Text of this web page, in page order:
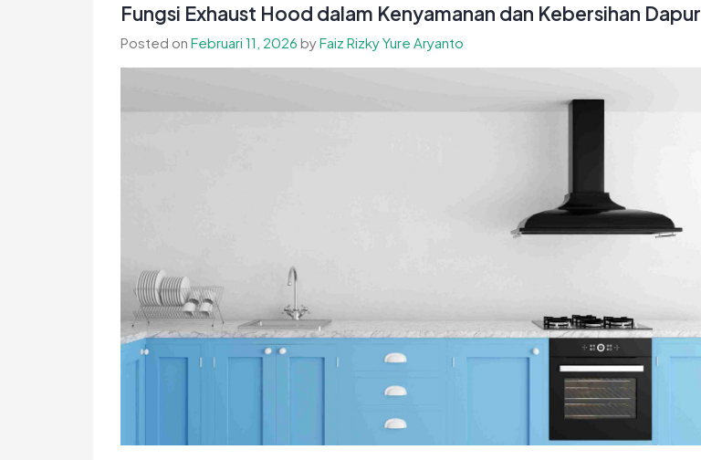
Fungsi Exhaust Hood dalam Kenyamanan dan Kebersihan Dapur
Posted on Februari 11, 2026 byFaiz Rizky Yure Aryanto